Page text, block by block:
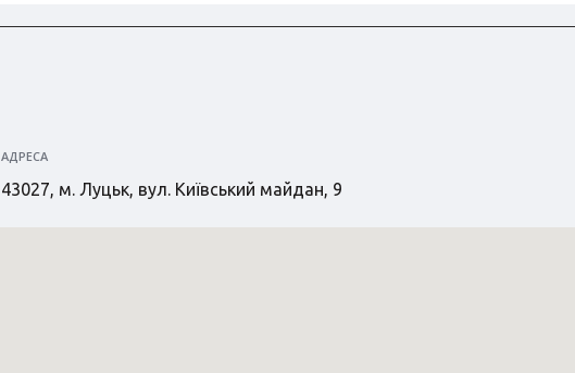
АДРЕСА
43027, м. Луцьк, вул. Київський майдан, 9